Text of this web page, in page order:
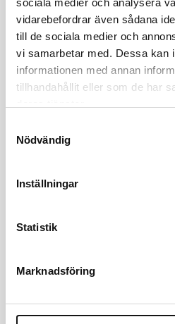
sociala medier och analysera
vidarebefordrar även sådana
till de sociala medier och
vi samarbetar med. Dessa kan
informationen med annan
tillhandahållit eller som de har
Nödvändig
Inställningar
Statistik
Marknadsföring
godtyckliga
Jens
– nu ska han
Polisregionen